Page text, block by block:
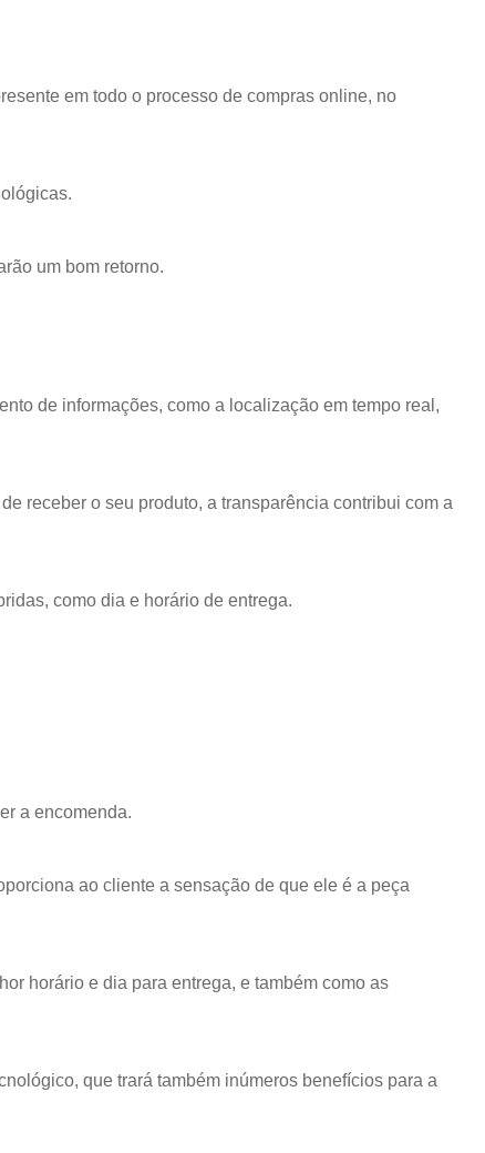
em todo o processo de compras online, no
um bom retorno.
de informações, como a localização em tempo real,
receber o seu produto, a transparência contribui com a
como dia e horário de entrega.
a encomenda.
ao cliente a sensação de que ele é a peça
horário e dia para entrega, e também como as
que trará também inúmeros benefícios para a